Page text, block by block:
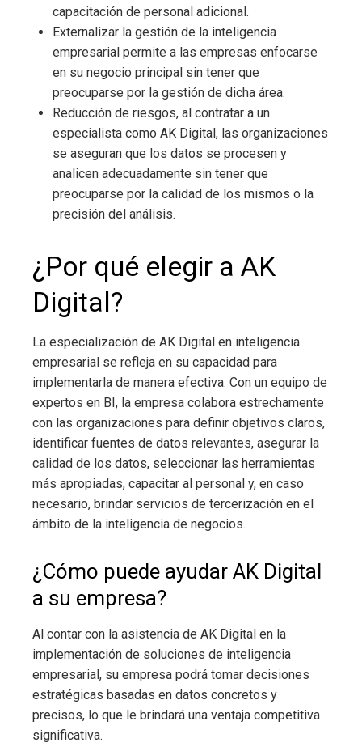
capacitación de personal adicional.
Externalizar la gestión de la inteligencia
empresarial permite a las empresas enfocarse
en su negocio principal sin tener que
preocuparse por la gestión de dicha área.
Reducción de riesgos, al contratar a un
especialista como AK Digital, las organizaciones
se aseguran que los datos se procesen y
analicen adecuadamente sin tener que
preocuparse por la calidad de los mismos o la
precisión del análisis.
¿Por qué elegir a AK
Digital?
La especialización de AK Digital en inteligencia
empresarial se refleja en su capacidad para
implementarla de manera efectiva. Con un equipo de
expertos en BI, la empresa colabora estrechamente
con las organizaciones para definir objetivos claros,
identificar fuentes de datos relevantes, asegurar la
calidad de los datos, seleccionar las herramientas
más apropiadas, capacitar al personal y, en caso
necesario, brindar servicios de tercerización en el
ámbito de la inteligencia de negocios.
¿Cómo puede ayudar AK Digital
a su empresa?
Al contar con la asistencia de AK Digital en la
implementación de soluciones de inteligencia
empresarial, su empresa podrá tomar decisiones
estratégicas basadas en datos concretos y
precisos, lo que le brindará una ventaja competitiva
significativa.